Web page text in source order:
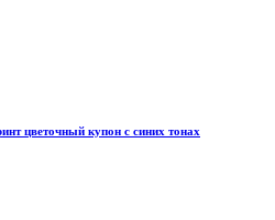
цветочный купон с синих тонах